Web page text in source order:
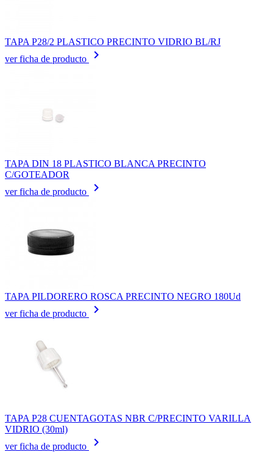
TAPA P28/2 PLASTICO PRECINTO VIDRIO BL/RJ
ver ficha de producto
keyboard_arrow_right
TAPA DIN 18 PLASTICO BLANCA PRECINTO
C/GOTEADOR
ver ficha de producto
keyboard_arrow_right
TAPA PILDORERO ROSCA PRECINTO NEGRO 180Ud
ver ficha de producto
keyboard_arrow_right
TAPA P28 CUENTAGOTAS NBR C/PRECINTO VARILLA
VIDRIO (30ml)
ver ficha de producto
keyboard_arrow_right